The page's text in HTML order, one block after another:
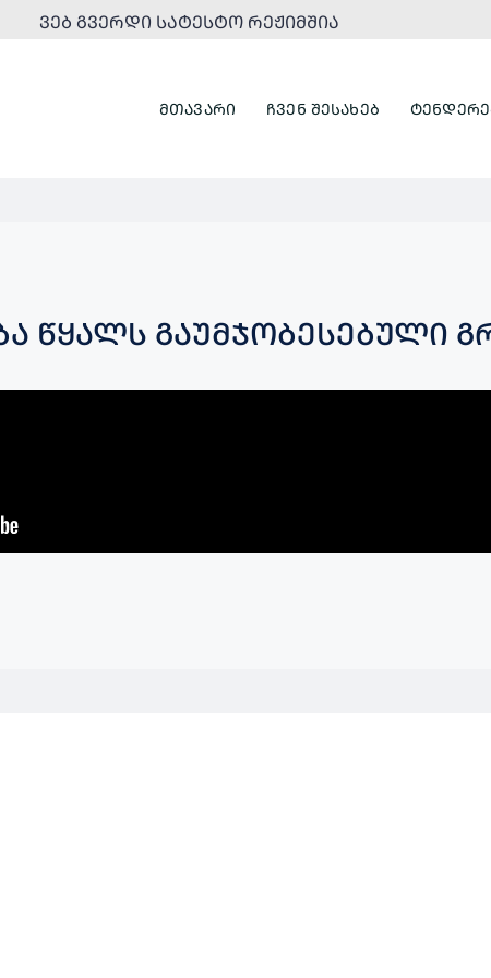
ᲕᲔᲑ ᲒᲕᲔᲠᲓᲘ ᲡᲐᲢᲔᲡᲢᲝ ᲠᲔᲟᲘᲛᲨᲘᲐ
ᲛᲗᲐᲕᲐᲠᲘ ᲩᲕᲔᲜ ᲨᲔᲡᲐᲮᲔᲑ
ᲬᲧᲐᲚᲡ ᲒᲐᲣᲛᲯᲝᲑᲔᲡᲔᲑᲣᲚᲘ